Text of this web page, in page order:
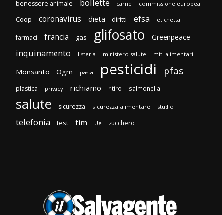
benessere animale bollette carne commissione europea
Coop coronavirus dieta diritti efsa etichetta
farmaci francia gas glifosato Greenpeace
inquinamento listeria ministero salute miti alimentari
Monsanto Ogm pasta pesticidi pfas
plastica privacy richiamo ritiro salmonella
salute sicurezza sicurezza alimentare studio
telefonia test tim Ue zucchero